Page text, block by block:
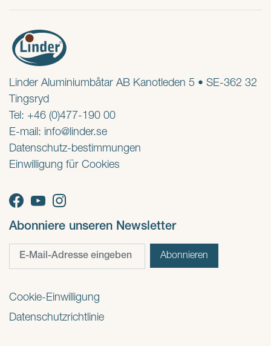
Linder Aluminiumbåtar AB Kanotleden 5 • SE-362 32
Tingsryd
Tel: +46 (0)477-190 00
E-mail: info@linder.se
Datenschutz-bestimmungen
Einwilligung für Cookies
Abonniere unseren Newsletter
Cookie-Einwilligung
Datenschutzrichtlinie